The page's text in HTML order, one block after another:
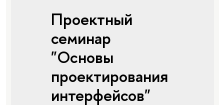
Проектный
семинар
"Основы
проектирования
интерфейсов"